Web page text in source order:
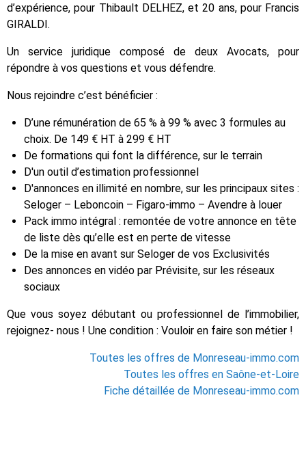
d’expérience, pour Thibault DELHEZ, et 20 ans, pour Francis
GIRALDI.
Un service juridique composé de deux Avocats, pour
répondre à vos questions et vous défendre.
Nous rejoindre c’est bénéficier :
D’une rémunération de 65 % à 99 % avec 3 formules au
choix. De 149 € HT à 299 € HT
De formations qui font la différence, sur le terrain
D'un outil d’estimation professionnel
D'annonces en illimité en nombre, sur les principaux sites :
Seloger – Leboncoin – Figaro-immo – Avendre à louer
Pack immo intégral : remontée de votre annonce en tête
de liste dès qu’elle est en perte de vitesse
De la mise en avant sur Seloger de vos Exclusivités
Des annonces en vidéo par Prévisite, sur les réseaux
sociaux
Que vous soyez débutant ou professionnel de l’immobilier,
rejoignez- nous ! Une condition : Vouloir en faire son métier !
Toutes les offres de Monreseau-immo.com
Toutes les offres en Saône-et-Loire
Fiche détaillée de Monreseau-immo.com